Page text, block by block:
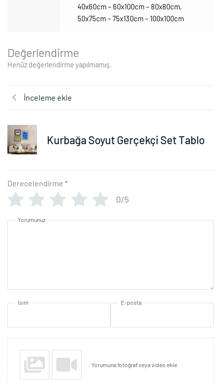
40x60cm – 60x100cm – 80x80cm,
50x75cm – 75x130cm – 100x100cm
Değerlendirme
Henüz değerlendirme yapılmamış.
İnceleme ekle
Kurbağa Soyut Gerçekçi Set Tablo
Derecelendirme *
0/5
Yorumunuz
İsim E-posta
Yorumuna fotoğraf veya video ekle